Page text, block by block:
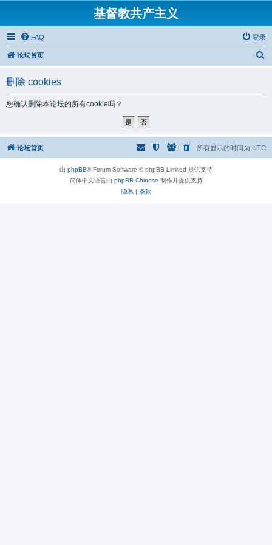
基督教共产主义
FAQ 登录
论坛首页
删除 cookies
您确认删除本论坛的所有cookie吗？
论坛首页 所有显示的时间为 UTC
由 phpBB® Forum Software © phpBB Limited 提供支持
简体中文语言由 phpBB Chinese 制作并提供支持
隐私 | 条款